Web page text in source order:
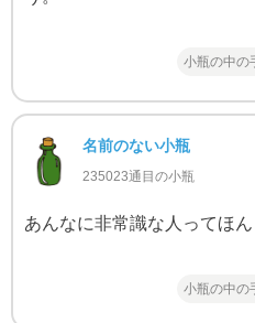
小瓶の中の
名前のない小瓶
235023通目の小瓶
あんなに非常識な人ってほ
小瓶の中の